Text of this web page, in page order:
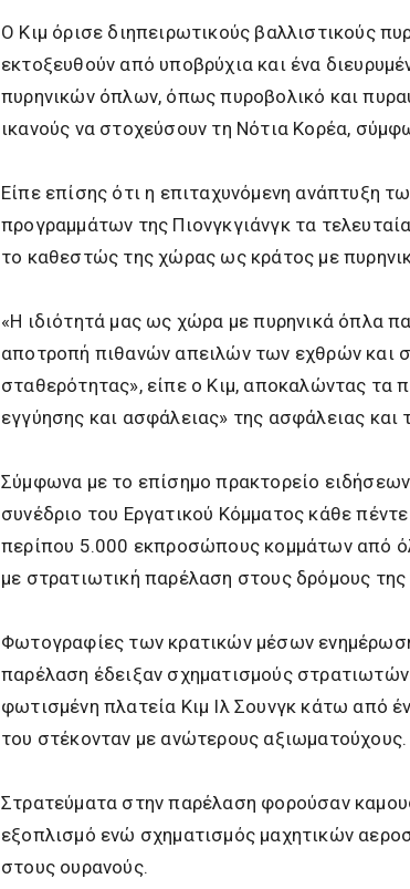
Ο Κιμ όρισε διηπειρωτικούς βαλλιστικούς
εκτοξευθούν από υποβρύχια και ένα
πυρηνικών όπλων, όπως πυροβολικό και
ικανούς να στοχεύσουν τη Νότια Κορέα,
Είπε επίσης ότι η επιταχυνόμενη ανάπτυξη
προγραμμάτων της Πιονγκγιάνγκ τα
το καθεστώς της χώρας ως κράτος με
«Η ιδιότητά μας ως χώρα με πυρηνικά όπλα
αποτροπή πιθανών απειλών των εχθρών και
σταθερότητας», είπε ο Κιμ, αποκαλώντας τα
εγγύησης και ασφάλειας» της ασφάλειας
Σύμφωνα με το επίσημο πρακτορείο
συνέδριο του Εργατικού Κόμματος κάθε
περίπου 5.000 εκπροσώπους κομμάτων από
με στρατιωτική παρέλαση στους δρόμους
Φωτογραφίες των κρατικών μέσων
παρέλαση έδειξαν σχηματισμούς
φωτισμένη πλατεία Κιμ Ιλ Σουνγκ κάτω από
του στέκονταν με ανώτερους αξιωματούχους.
Στρατεύματα στην παρέλαση φορούσαν
εξοπλισμό ενώ σχηματισμός μαχητικών
στους ουρανούς.